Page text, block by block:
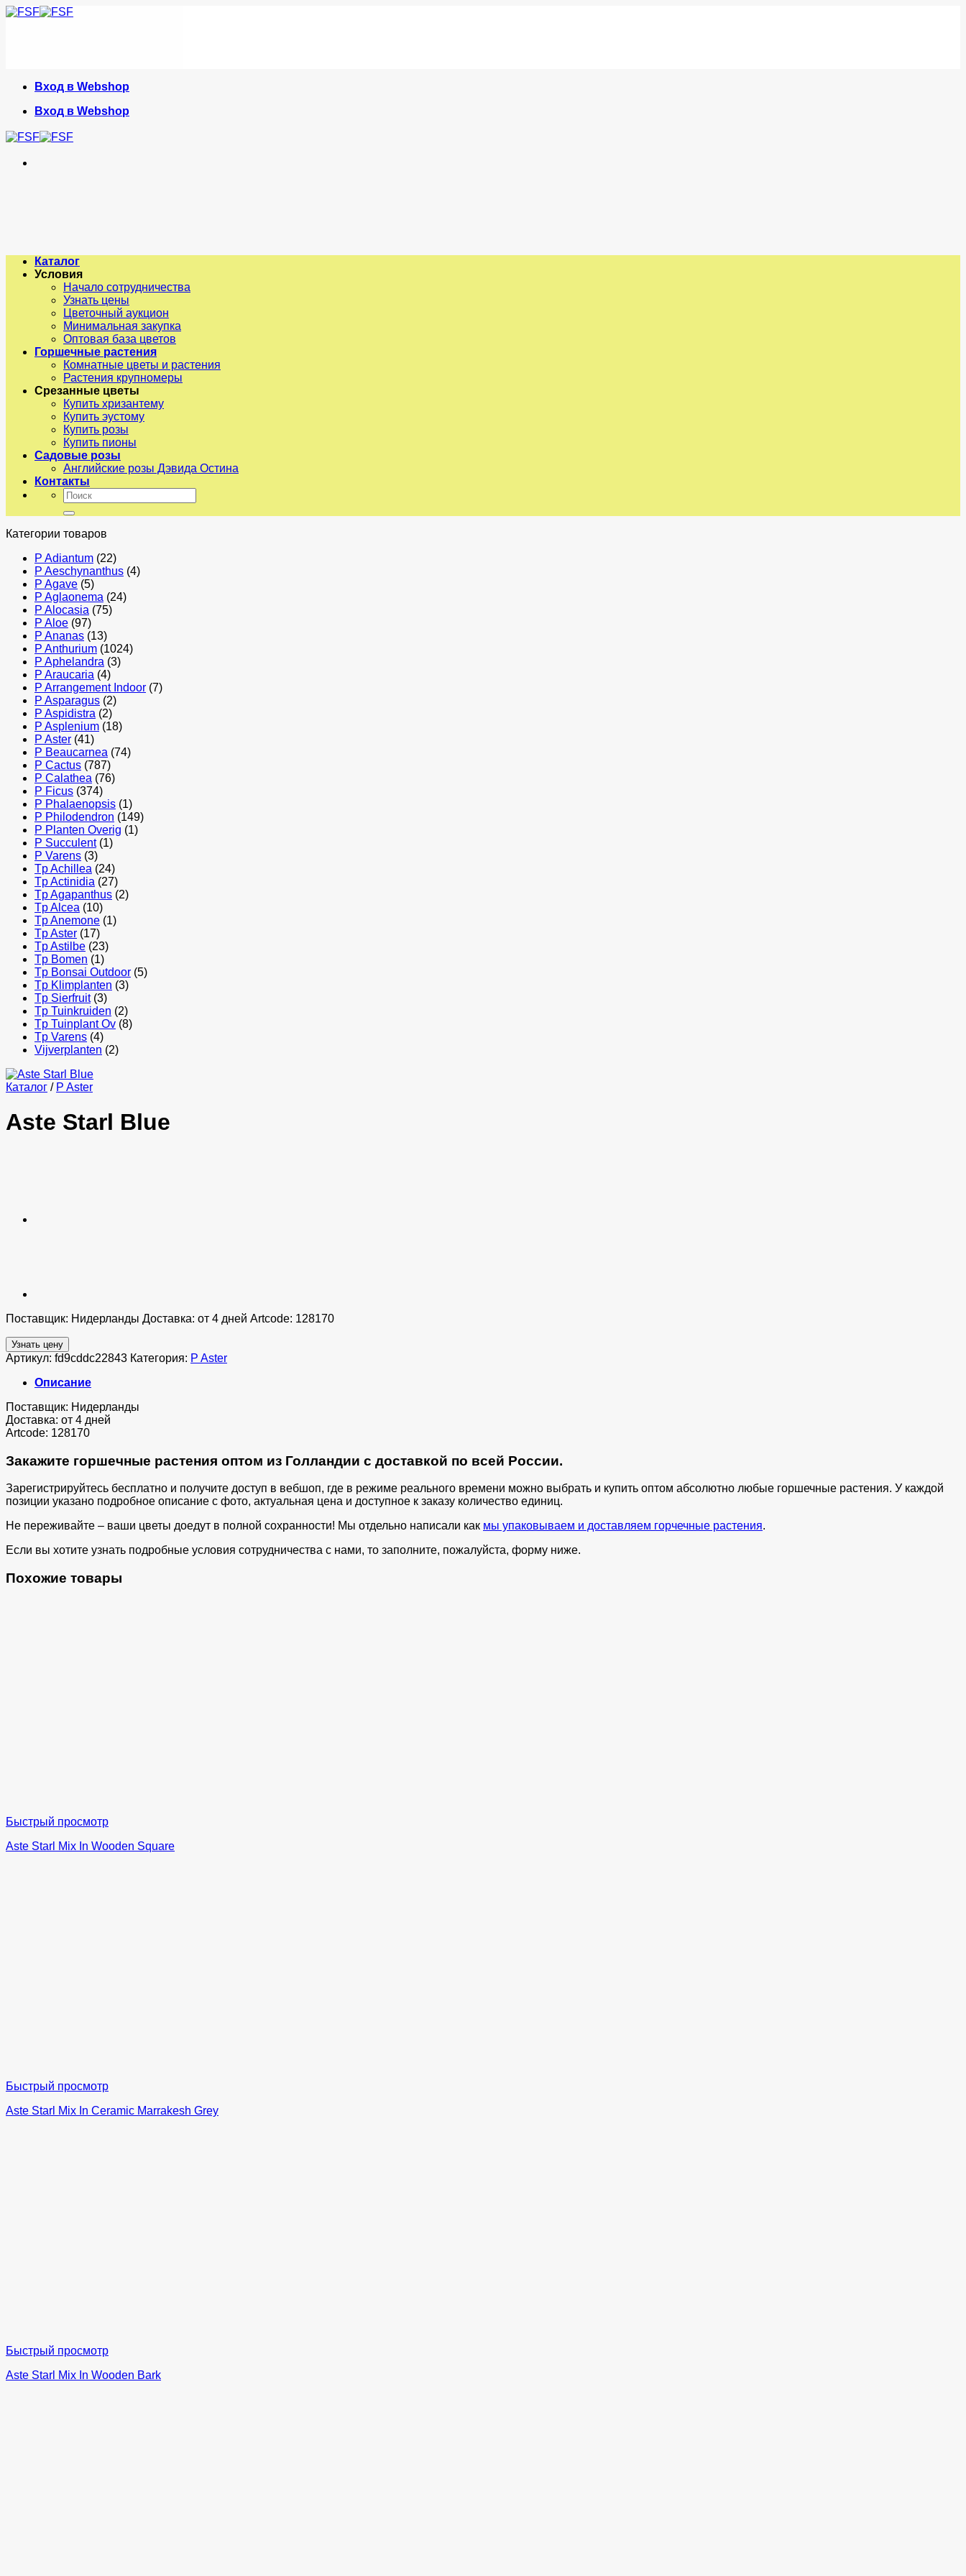
Skip
Вход в Webshop
Вход в Webshop
Каталог
Условия
Начало сотрудничества
Узнать цены
Цветочный аукцион
Минимальная закупка
Оптовая база цветов
Горшечные растения
Комнатные цветы и растения
Растения крупномеры
Срезанные цветы
Купить хризантему
Купить эустому
Купить розы
Купить пионы
Садовые розы
Английские розы Дэвида Остина
Контакты
Искать:
Категории товаров
P Adiantum (22)
P Aeschynanthus (4)
P Agave (5)
P Aglaonema (24)
P Alocasia (75)
P Aloe (97)
P Ananas (13)
P Anthurium (1024)
P Aphelandra (3)
P Araucaria (4)
P Arrangement Indoor (7)
P Asparagus (2)
P Aspidistra (2)
P Asplenium (18)
P Aster (41)
P Beaucarnea (74)
P Cactus (787)
P Calathea (76)
P Ficus (374)
P Phalaenopsis (1)
P Philodendron (149)
P Planten Overig (1)
P Succulent (1)
P Varens (3)
Tp Achillea (24)
Tp Actinidia (27)
Tp Agapanthus (2)
Tp Alcea (10)
Tp Anemone (1)
Tp Aster (17)
Tp Astilbe (23)
Tp Bomen (1)
Tp Bonsai Outdoor (5)
Tp Klimplanten (3)
Tp Sierfruit (3)
Tp Tuinkruiden (2)
Tp Tuinplant Ov (8)
Tp Varens (4)
Vijverplanten (2)
Каталог / P Aster
Aste Starl Blue
Поставщик: Нидерланды Доставка: от 4 дней Artcode: 128170
Узнать цену
Артикул: fd9cddc22843 Категория: P Aster
Описание
Поставщик: Нидерланды
Доставка: от 4 дней
Artcode: 128170
Закажите горшечные растения оптом из Голландии с доставкой по всей России.
Зарегистрируйтесь бесплатно и получите доступ в вебшоп, где в режиме реального времени можно выбрать и купить оптом абсолютно любые горшечные растения. У каждой
позиции указано подробное описание с фото, актуальная цена и доступное к заказу количество единиц.
Не переживайте – ваши цветы доедут в полной сохранности! Мы отдельно написали как мы упаковываем и доставляем горчечные растения.
Если вы хотите узнать подробные условия сотрудничества с нами, то заполните, пожалуйста, форму ниже.
Похожие товары
Быстрый просмотр
Aste Starl Mix In Wooden Square
Быстрый просмотр
Aste Starl Mix In Ceramic Marrakesh Grey
Быстрый просмотр
Aste Starl Mix In Wooden Bark